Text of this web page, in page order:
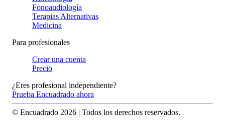
Fonoaudiología
Terapias Alternativas
Medicina
Para profesionales
Crear una cuenta
Precio
¿Eres profesional independiente?
Prueba Encuadrado ahora
© Encuadrado 2026 | Todos los derechos reservados.